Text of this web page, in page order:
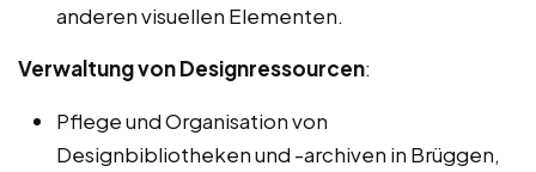
anderen visuellen Elementen.
Verwaltung von Designressourcen:
Pflege und Organisation von
Designbibliotheken und -archiven in Brüggen,